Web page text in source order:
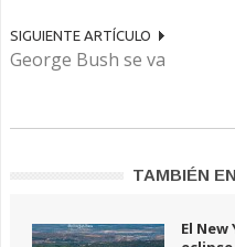
SIGUIENTE ARTÍCULO
George Bush se va
TAMBIÉN
El